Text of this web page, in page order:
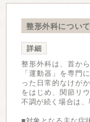
整形外科について
詳細
整形外科は、首か
「運動器」を専門
った日常的なけが
をはじめ、関節リ
不調が続く場合は、